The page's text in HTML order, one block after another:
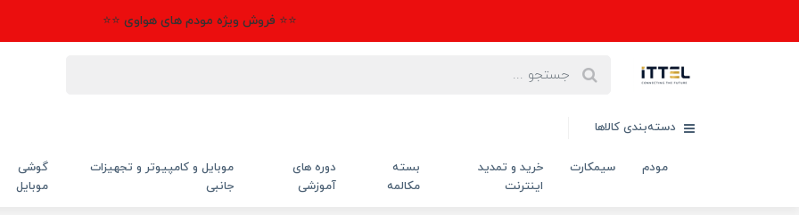
⭐⭐ فروش ویژه مودم های هواوی ⭐⭐
دسته‌بندی کالاها
مودم سیمکارت
خرید و تمدید
اینترنت
بسته
مکالمه
دوره های
آموزشی
موبایل و کامپیوتر و تجهیزات
جانبی
گوشی
موبایل